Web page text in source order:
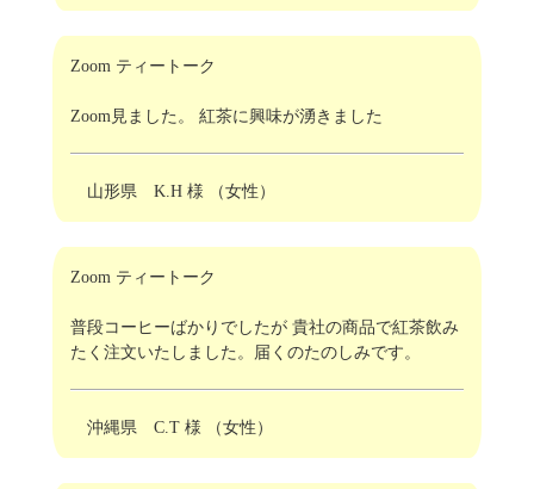
Zoom ティートーク
Zoom見ました。 紅茶に興味が湧きました
山形県 K.H 様 （女性）
Zoom ティートーク
普段コーヒーばかりでしたが 貴社の商品で紅茶飲み
たく注文いたしました。届くのたのしみです。
沖縄県 C.T 様 （女性）